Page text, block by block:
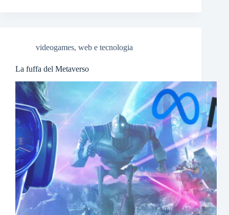
videogames, web e tecnologia
La fuffa del Metaverso